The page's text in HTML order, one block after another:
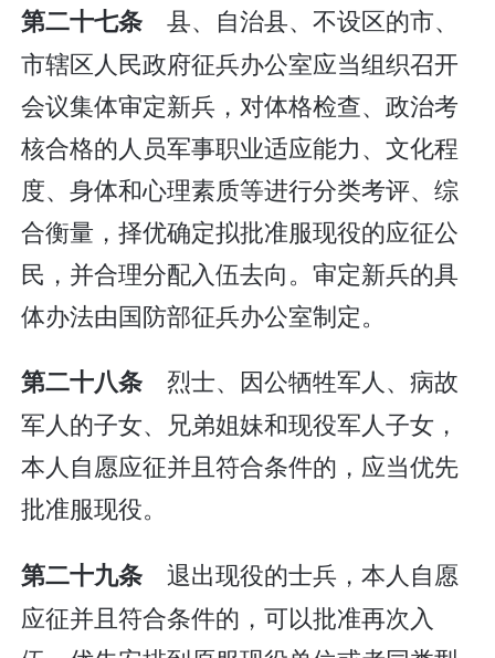
第二十七条 县、自治县、不设区的市、
市辖区人民政府征兵办公室应当组织召开
会议集体审定新兵，对体格检查、政治考
核合格的人员军事职业适应能力、文化程
度、身体和心理素质等进行分类考评、综
合衡量，择优确定拟批准服现役的应征公
民，并合理分配入伍去向。审定新兵的具
体办法由国防部征兵办公室制定。
第二十八条 烈士、因公牺牲军人、病故
军人的子女、兄弟姐妹和现役军人子女，
本人自愿应征并且符合条件的，应当优先
批准服现役。
第二十九条 退出现役的士兵，本人自愿
应征并且符合条件的，可以批准再次入